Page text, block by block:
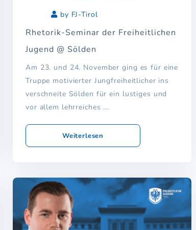
by FJ-Tirol
Rhetorik-Seminar der Freiheitlichen
Jugend @ Sölden
Am 23. und 24. November ging es für eine
Truppe motivierter Jungfreiheitlicher ins
verschneite Sölden für ein lustiges und
vor allem lehrreiches ...
Weiterlesen